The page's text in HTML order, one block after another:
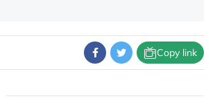
Copy link